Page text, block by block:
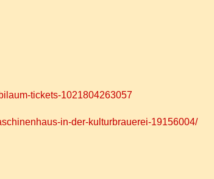
tickets-1021804263057
in-der-kulturbrauerei-19156004/